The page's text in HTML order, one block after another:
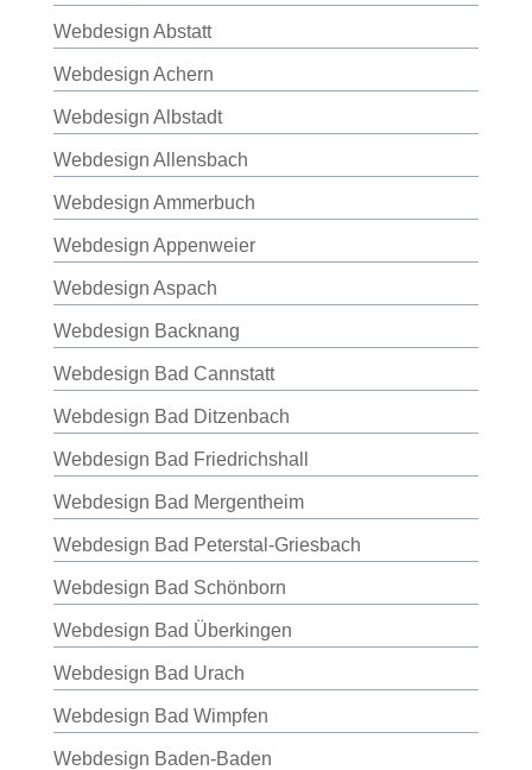
Webdesign Abstatt
Webdesign Achern
Webdesign Albstadt
Webdesign Allensbach
Webdesign Ammerbuch
Webdesign Appenweier
Webdesign Aspach
Webdesign Backnang
Webdesign Bad Cannstatt
Webdesign Bad Ditzenbach
Webdesign Bad Friedrichshall
Webdesign Bad Mergentheim
Webdesign Bad Peterstal-Griesbach
Webdesign Bad Schönborn
Webdesign Bad Überkingen
Webdesign Bad Urach
Webdesign Bad Wimpfen
Webdesign Baden-Baden